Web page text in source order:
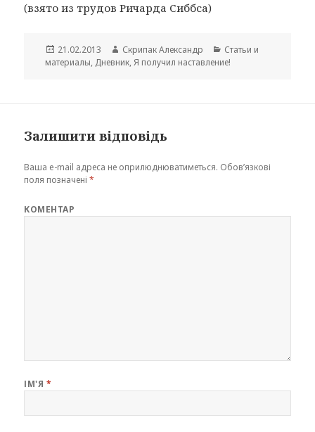
(взято из трудов Ричарда Сиббса)
Опубліковано
21.02.2013 Автор
Скрипак Александр Категорії
Cтатьи и
материалы, Дневник,Я получил наставление!
Залишити відповідь
Ваша e-mail адреса не оприлюднюватиметься. Обов’язкові
поля позначені*
КОМЕНТАР
ІМ'Я *